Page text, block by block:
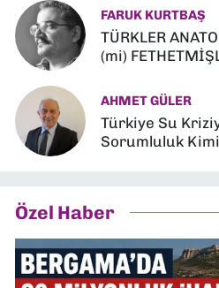
FARUK KURTBAŞ
TÜRKLER
(mi)
AHMET GÜLER
Türkiye Su
Sorumluluk
Özel Haber